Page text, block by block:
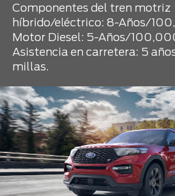
Componentes del tren motriz
híbrido/eléctrico: 8-Años/
Motor Diesel: 5-Años/
Asistencia en carretera: 5
millas.